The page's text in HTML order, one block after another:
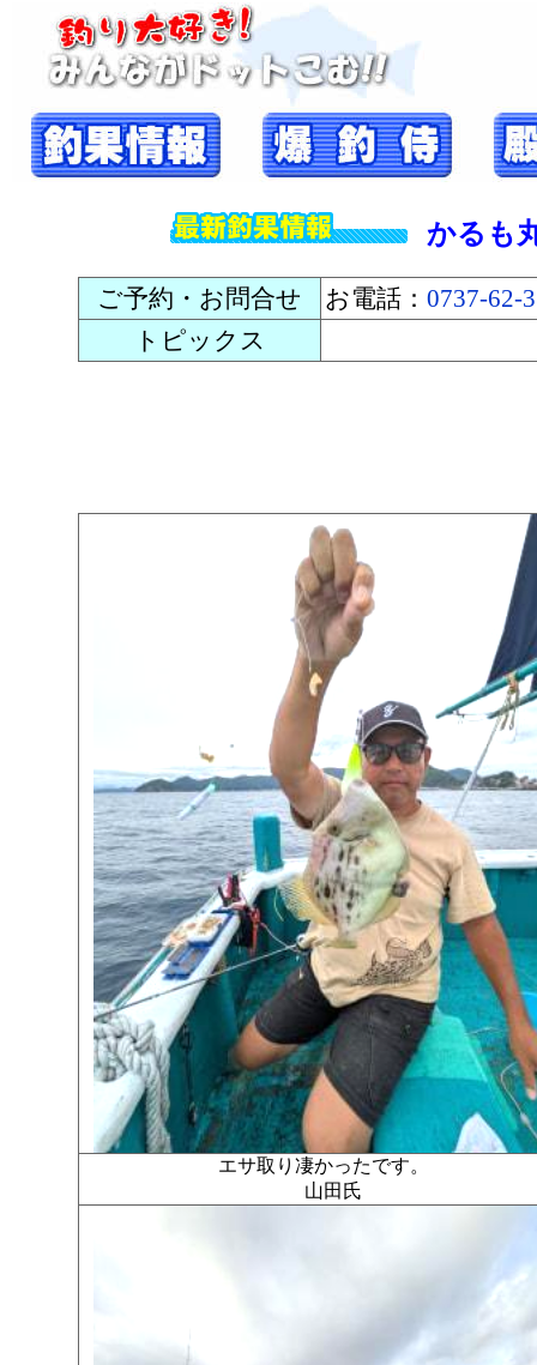
かるも
ご予約・お問合せ お電話： 0737-62-
トピックス
エサ取り凄かったです。
山田氏